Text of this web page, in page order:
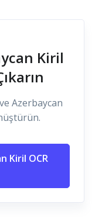
Kiril
Azerbaycan
Kiril OCR